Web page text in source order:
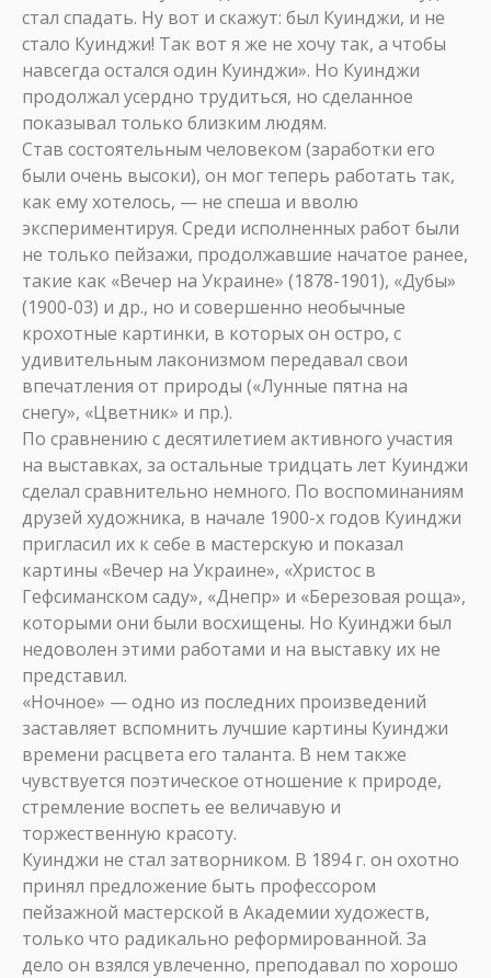
стал спадать. Ну вот и скажут: был Куинджи, и не
стало Куинджи! Так вот я же не хочу так, а чтобы
навсегда остался один Куинджи». Но Куинджи
продолжал усердно трудиться, но сделанное
показывал только близким людям.
Став состоятельным человеком (заработки его
были очень высоки), он мог теперь работать так,
как ему хотелось, — не спеша и вволю
экспериментируя. Среди исполненных работ были
не только пейзажи, продолжавшие начатое ранее,
такие как «Вечер на Украине» (1878-1901), «Дубы»
(1900-03) и др., но и совершенно необычные
крохотные картинки, в которых он остро, с
удивительным лаконизмом передавал свои
впечатления от природы («Лунные пятна на
снегу», «Цветник» и пр.).
По сравнению с десятилетием активного участия
на выставках, за остальные тридцать лет Куинджи
сделал сравнительно немного. По воспоминаниям
друзей художника, в начале 1900-х годов Куинджи
пригласил их к себе в мастерскую и показал
картины «Вечер на Украине», «Христос в
Гефсиманском саду», «Днепр» и «Березовая роща»,
которыми они были восхищены. Но Куинджи был
недоволен этими работами и на выставку их не
представил.
«Ночное» — одно из последних произведений
заставляет вспомнить лучшие картины Куинджи
времени расцвета его таланта. В нем также
чувствуется поэтическое отношение к природе,
стремление воспеть ее величавую и
торжественную красоту.
Куинджи не стал затворником. В 1894 г. он охотно
принял предложение быть профессором
пейзажной мастерской в Академии художеств,
только что радикально реформированной. За
дело он взялся увлеченно, преподавал по хорошо